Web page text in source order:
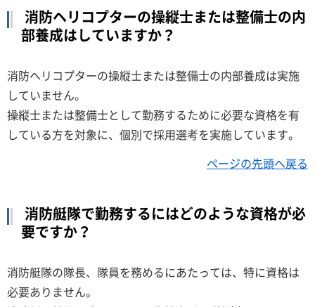
消防ヘリコプターの操縦士または整備士の内
部養成はしていますか？
消防ヘリコプターの操縦士または整備士の内部養成は実施
していません。
操縦士または整備士として勤務するために必要な資格を有
している方を対象に、個別で採用選考を実施しています。
ページの先頭へ戻る
消防艇隊で勤務するにはどのような資格が必
要ですか？
消防艇隊の隊長、隊員を務めるにあたっては、特に資格は
必要ありません。